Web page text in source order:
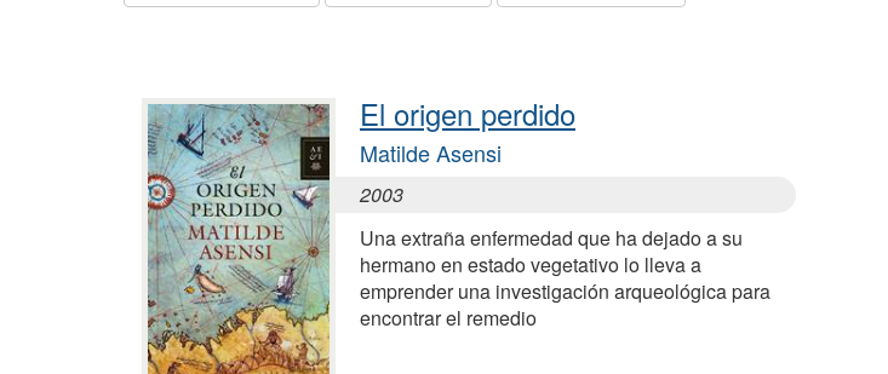
El origen perdido
Matilde Asensi
2003
Una extraña enfermedad que ha dejado a su
hermano en estado vegetativo lo lleva a
emprender una investigación arqueológica para
encontrar el remedio